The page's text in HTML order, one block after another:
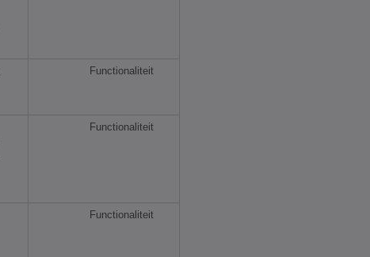
Functionaliteit
Functionaliteit
Functionaliteit